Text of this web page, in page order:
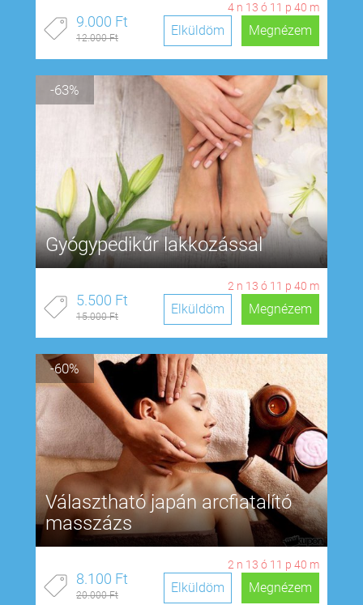
4 n 13 ó 11 p 39 m
9.000 Ft
12.000 Ft Megnézem
Elküldöm
-63%
Gyógypedikűr lakkozással
2 n 13 ó 11 p 39 m
5.500 Ft
15.000 Ft Megnézem
Elküldöm
-60%
Választható japán arcfiatalító
masszázs
2 n 13 ó 11 p 39 m
8.100 Ft
20.000 Ft Megnézem
Elküldöm